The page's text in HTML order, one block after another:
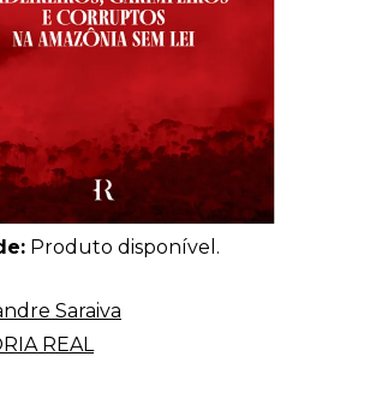
Produto disponível.
Saraiva
REAL